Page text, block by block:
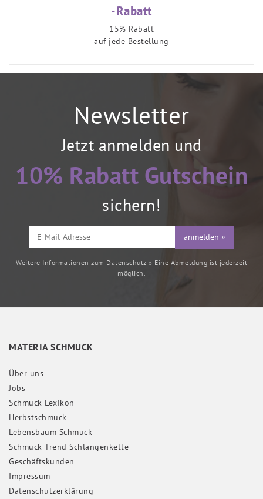
-Rabatt
15% Rabatt
auf jede Bestellung
Newsletter
Jetzt anmelden und
10% Rabatt Gutschein
sichern!
anmelden »
Weitere Informationen zum Datenschutz » Eine Abmeldung ist jederzeit
möglich.
MATERIA SCHMUCK
Über uns
Jobs
Schmuck Lexikon
Herbstschmuck
Lebensbaum Schmuck
Schmuck Trend Schlangenkette
Geschäftskunden
Impressum
Daten­schutz­erklärung